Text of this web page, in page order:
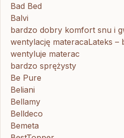
Bad Bed
Balvi
bardzo dobry komfort snu i
wentylację materacaLateks –
wentyluje materac
bardzo sprężysty
Be Pure
Beliani
Bellamy
Belldeco
Bemeta